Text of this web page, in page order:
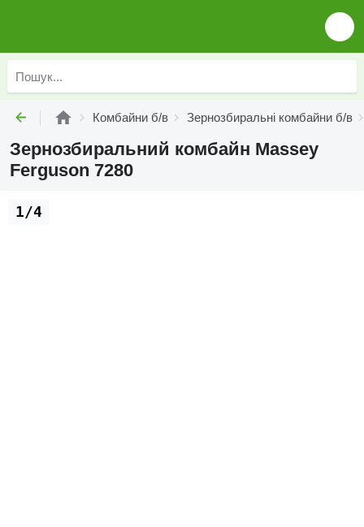
Комбайни б/в Зернозбиральні комбайни б/в
Зернозбиральний комбайн Massey
Ferguson 7280
1/4